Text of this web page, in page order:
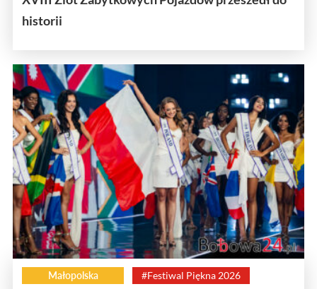
historii
Małopolska #Festiwal Piękna 2026